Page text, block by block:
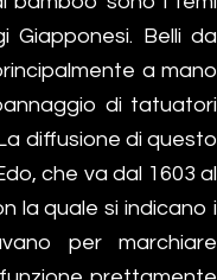
Giapponesi. Belli da
a mano
di tatuatori
diffusione di questo
che va dal 1603 al
la quale si indicano i
per marchiare